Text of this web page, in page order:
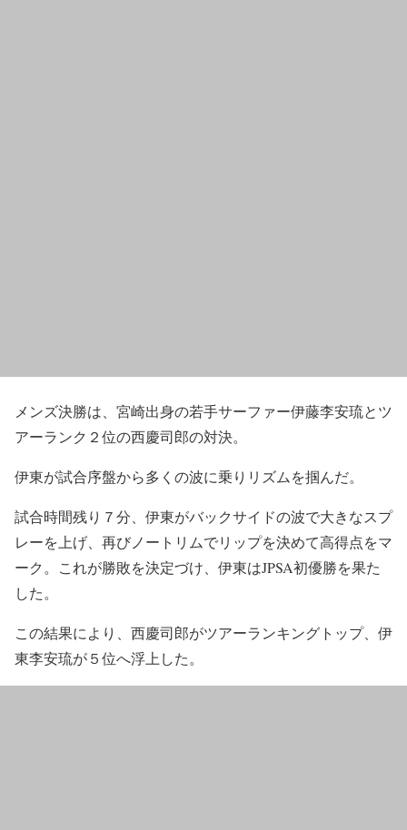
メンズ決勝は、宮崎出身の若手サーファー伊藤李安琉とツ
アーランク２位の西慶司郎の対決。
伊東が試合序盤から多くの波に乗りリズムを掴んだ。
試合時間残り７分、伊東がバックサイドの波で大きなスプ
レーを上げ、再びノートリムでリップを決めて高得点をマ
ーク。これが勝敗を決定づけ、伊東はJPSA初優勝を果た
した。
この結果により、西慶司郎がツアーランキングトップ、伊
東李安琉が５位へ浮上した。